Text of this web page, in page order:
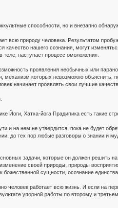
способности, но и внезапно
всю природу человека. Результатом
качество нашего сознания, могут
наступает процесс омоложения.
проявления необычных или
механизм которых невозможно
начинает проявлять свои лучшие
Йоги, Хатха-йога Прадипика есть такие
и на нем не утвердится, пока не будет
до тех пор любые разговоры о знании и
задачи, которые он должен решить
своей природы, природы
божественной сущности, осознание единства
человек работает всю жизнь. И если на
упорной работы по второму и